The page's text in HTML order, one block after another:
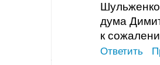
Шульженко
дума
к
Ответить